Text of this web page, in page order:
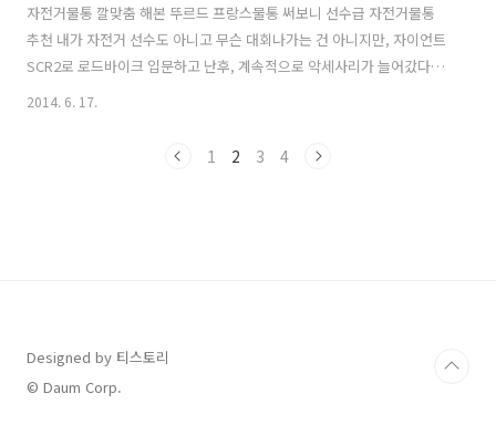
자전거물통 깔맞춤 해본 뚜르드 프랑스물통 써보니 선수급 자전거물통
추천 내가 자전거 선수도 아니고 무슨 대회나가는 건 아니지만, 자이언트
SCR2로 로드바이크 입문하고 난후, 계속적으로 악세사리가 늘어갔다.
현재 자전거 물통으로 사용 중인 뚜르드 프랑스물통는 화빨로 자이언트
춤이 필요합니다. 이왕이면 자전거물통 추천하는 뚜르드 프랑스물통으
2014. 6. 17.
1 2 3 4
Designed by 티스토리
© Daum Corp.